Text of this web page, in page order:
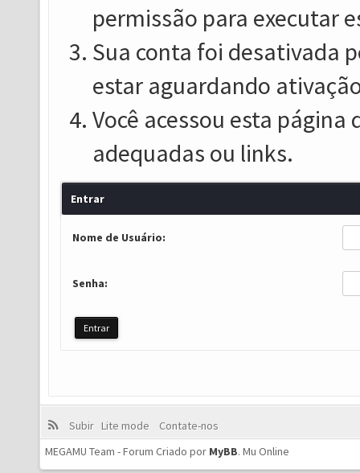
permissão para executar
Sua conta foi desativada
estar aguardando
Você acessou esta
adequadas ou links.
Entrar
Nome de Usuário:
Senha:
Subir Lite mode
Contate-nos
MEGAMU Team - Forum Criado por MyBB. Mu Online